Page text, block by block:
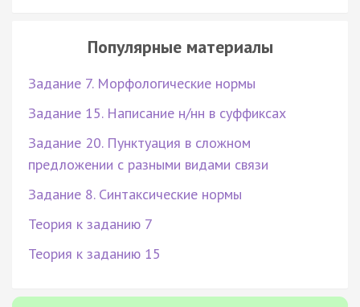
Популярные материалы
Задание 7. Морфологические нормы
Задание 15. Написание н/нн в суффиксах
Задание 20. Пунктуация в сложном
предложении с разными видами связи
Задание 8. Синтаксические нормы
Теория к заданию 7
Теория к заданию 15